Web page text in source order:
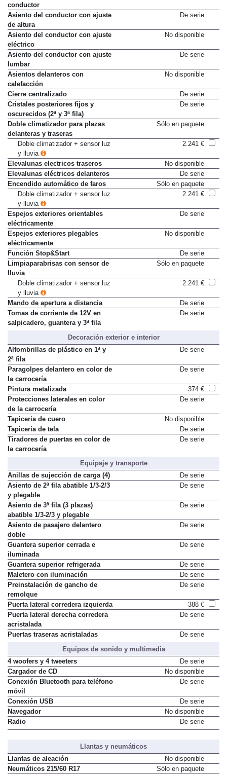
conductor
Asiento del conductor con ajuste
de altura
De serie
Asiento del conductor con ajuste
eléctrico
No disponible
Asiento del conductor con ajuste
lumbar
De serie
Asientos delanteros con
calefacción
No disponible
Cierre centralizado
De serie
Cristales posteriores fijos y
oscurecidos (2ª y 3ª fila)
De serie
Doble climatizador para plazas
delanteras y traseras
Sólo en paquete
Doble climatizador + sensor luz
y lluvia
2.241 €
Elevalunas electricos traseros
No disponible
Elevalunas eléctricos delanteros
De serie
Encendido automático de faros
Sólo en paquete
Doble climatizador + sensor luz
y lluvia
2.241 €
Espejos exteriores orientables
eléctricamente
De serie
Espejos exteriores plegables
eléctricamente
No disponible
Función Stop&Start
De serie
Limpiaparabrisas con sensor de
lluvia
Sólo en paquete
Doble climatizador + sensor luz
y lluvia
2.241 €
Mando de apertura a distancia
De serie
Tomas de corriente de 12V en
salpicadero, guantera y 3ª fila
De serie
Decoración exterior e interior
Alfombrillas de plástico en 1ª y
2ª fila
De serie
Paragolpes delantero en color de
la carrocería
De serie
Pintura metalizada
374 €
Protecciones laterales en color
de la carrocería
De serie
Tapiceria de cuero
No disponible
Tapicería de tela
De serie
Tiradores de puertas en color de
la carrocería
De serie
Equipaje y transporte
Anillas de sujección de carga (4)
De serie
Asiento de 2ª fila abatible 1/3-2/3
y plegable
De serie
Asiento de 3ª fila (3 plazas)
abatible 1/3-2/3 y plegable
De serie
Asiento de pasajero delantero
doble
De serie
Guantera superior cerrada e
iluminada
De serie
Guantera superior refrigerada
De serie
Maletero con iluminación
De serie
Preinstalación de gancho de
remolque
De serie
Puerta lateral corredera izquierda
388 €
Puerta lateral derecha corredera
acristalada
De serie
Puertas traseras acristaladas
De serie
Equipos de sonido y multimedia
4 woofers y 4 tweeters
De serie
Cargador de CD
No disponible
Conexión Bluetooth para teléfono
móvil
De serie
Conexión USB
De serie
Navegador
No disponible
Radio
De serie
Llantas y neumáticos
Llantas de aleación
No disponible
Neumáticos 215/60 R17
Sólo en paquete